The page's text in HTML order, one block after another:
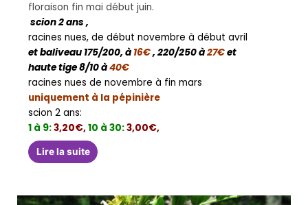
floraison fin mai début juin.
scion 2 ans ,
racines nues, de début novembre à début avril
et baliveau 175/200, à 16€, 220/250 à27€et
haute tige 8/10 à40€
racines nues de novembre à fin mars
uniquement à la pépinière
scion 2 ans:
1 à 9:3,20€,10 à 30:3,00€,
Lire la suite